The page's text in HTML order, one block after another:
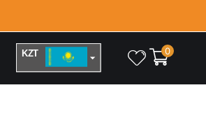
KZT 0